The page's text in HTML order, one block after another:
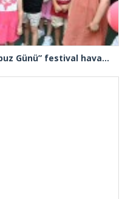
Gaziosmanpaşa’da “Dünya Karpuz Günü” festival havasında kutlandı